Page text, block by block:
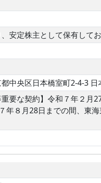
安定株主として保有してお
中央区日本橋室町2-4-3 日
要な契約】令和７年２
年８月28日までの間、東